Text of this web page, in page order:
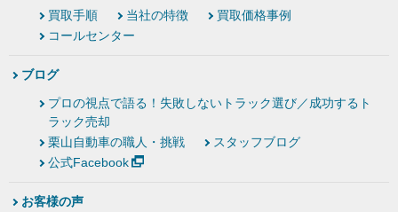
買取手順 当社の特徴
買取価格事例
コールセンター
ブログ
プロの視点で語る！失敗しないトラック選び／成功するト
ラック売却
栗山自動車の職人・挑戦
スタッフブログ
公式Facebook
お客様の声